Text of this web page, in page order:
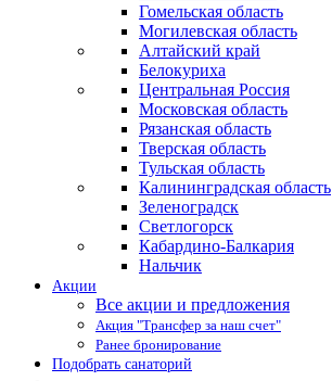
Гомельская область
Могилевская область
Алтайский край
Белокуриха
Центральная Россия
Московская область
Рязанская область
Тверская область
Тульская область
Калининградская область
Зеленоградск
Светлогорск
Кабардино-Балкария
Нальчик
Акции
Все акции и предложения
Акция "Трансфер за наш счет"
Ранее бронирование
Подобрать санаторий